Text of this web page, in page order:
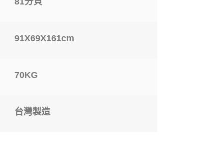
91X69X161cm
70KG
台灣製造